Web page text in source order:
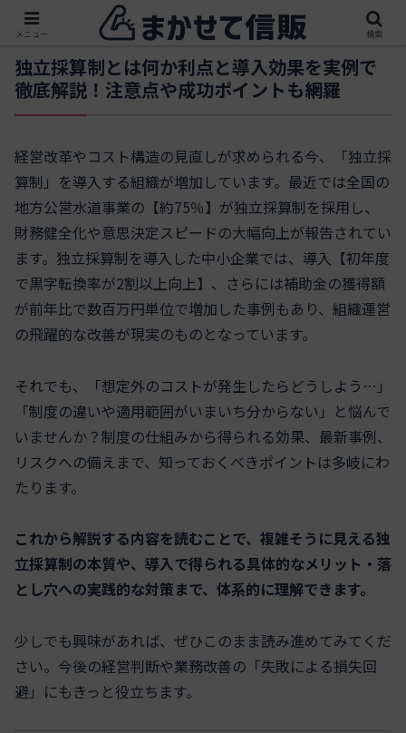
独立採算制とは何か利点と導入効果を実例で
徹底解説！注意点や成功ポイントも網羅
経営改革やコスト構造の見直しが求められる今、「独立採
算制」を導入する組織が増加しています。最近では全国の
地方公営水道事業の【約75％】が独立採算制を採用し、
財務健全化や意思決定スピードの大幅向上が報告されてい
ます。独立採算制を導入した中小企業では、導入【初年度
で黒字転換率が2割以上向上】、さらには補助金の獲得額
が前年比で数百万円単位で増加した事例もあり、組織運営
の飛躍的な改善が現実のものとなっています。
それでも、「想定外のコストが発生したらどうしよう…」
「制度の違いや適用範囲がいまいち分からない」と悩んで
いませんか？制度の仕組みから得られる効果、最新事例、
リスクへの備えまで、知っておくべきポイントは多岐にわ
たります。
これから解説する内容を読むことで、複雑そうに見える独
立採算制の本質や、導入で得られる具体的なメリット・落
とし穴への実践的な対策まで、体系的に理解できます。
少しでも興味があれば、ぜひこのまま読み進めてみてくだ
さい。今後の経営判断や業務改善の「失敗による損失回
避」にもきっと役立ちます。
メニュー 検索